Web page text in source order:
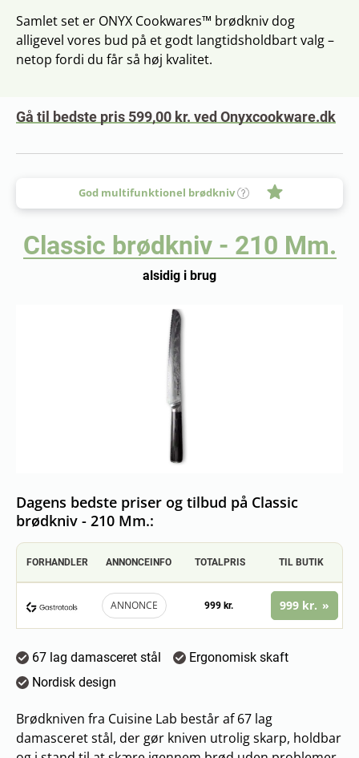
Samlet set er ONYX Cookwares™ brødkniv dog
alligevel vores bud på et godt langtidsholdbart valg –
netop fordi du får så høj kvalitet.
Gå til bedste pris 599,00 kr. ved Onyxcookware.dk
God multifunktionel brødkniv
Classic brødkniv - 210 Mm.
alsidig i brug
Dagens bedste priser og tilbud på Classic
brødkniv - 210 Mm.:
FORHANDLER ANNONCEINFO TOTALPRIS TIL BUTIK
ANNONCE 999 kr. 999 kr.
67 lag damasceret stål
Ergonomisk skaft
Nordisk design
Brødkniven fra Cuisine Lab består af 67 lag
damasceret stål, der gør kniven utrolig skarp, holdbar